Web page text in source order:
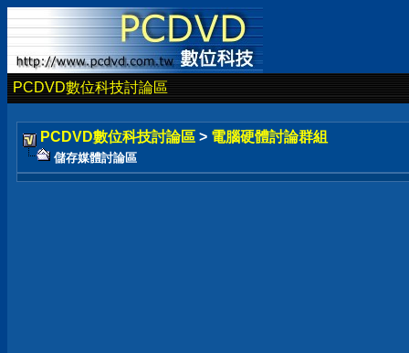
PCDVD數位科技討論區
PCDVD數位科技討論區 > 電腦硬體討論群組
儲存媒體討論區